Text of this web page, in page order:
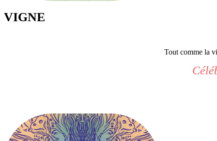
VIGNE
Tout comme la